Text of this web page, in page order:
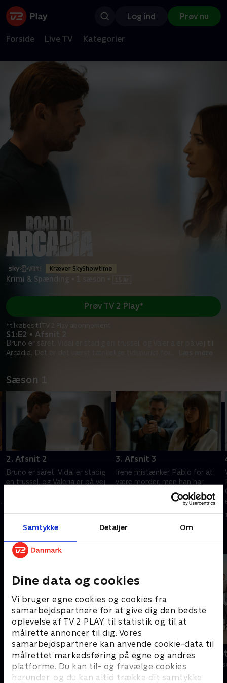
Samtykke Detaljer Om
Dine data og cookies
Vi bruger egne cookies og cookies fra
samarbejdspartnere for at give dig den bedste
oplevelse af TV 2 PLAY, til statistik og til at
målrette annoncer til dig. Vores
samarbejdspartnere kan anvende cookie-data til
målrettet markedsføring på egne og andres
platforme. Du kan til- og fravælge cookies
herunder, og du kan altid trække dit samtykke
Log ind Prøv nu
Forside Live TV Kategorier
Kræver SkyShowtime
Krimi & Spænding
S1:E2 • Afsnit 2
Bruno er såret, Vidal er stadig en trussel, og Valeria er på vej til
Arcadia. Det er det værst tænkelige tidspunkt for
Prøv TV 2 Play*
*tilkøbes til TV 2 Play abonnement
Sæson 1
2. Afsnit 2
Bruno er såret, Vidal er stadig
en trussel, og Valeria er på vej
10. november 2025 • 45 min
3. Afsnit 3
Irene mistænker Pablo for at
være morder, men han har
større problemer. Valeria, hvis
dømmekraft er sløret, lægger
10. november 2025 • 47 min
Andre så også
Klovn
Komedie • 11 sæsoner Drama • 10